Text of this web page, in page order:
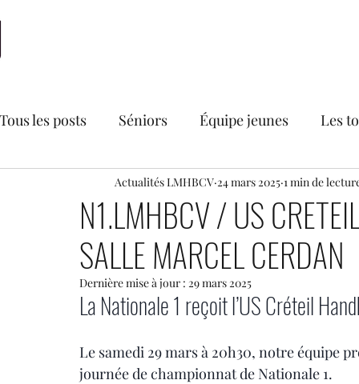
Tous les posts Séniors Équipe jeunes Les
Bourse aux vêtements du LMHBCV Divers
Secteur féminin Recrutements U18 France
N1.LMHBCV / US
SALLE MARCEL CERDAN
Actualités LMHBCV 24 mars 2025 1 min de
Dernière mise à jour : 29 mars 2025
La Nationale 1 reçoit l’US Créteil
Le samedi 29 mars à 20h30, notre équipe
journée de championnat de Nationale 1.